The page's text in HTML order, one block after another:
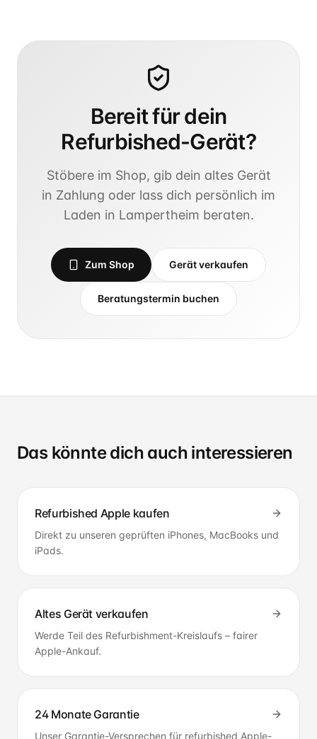
Bereit für dein
Refurbished-Gerät?
Stöbere im Shop, gib dein altes Gerät
in Zahlung oder lass dich persönlich im
Laden in Lampertheim beraten.
Zum Shop Gerät verkaufen
Beratungstermin buchen
Das könnte dich auch interessieren
Refurbished Apple kaufen
Direkt zu unseren geprüften iPhones, MacBooks und
iPads.
Altes Gerät verkaufen
Werde Teil des Refurbishment-Kreislaufs – fairer
Apple-Ankauf.
24 Monate Garantie
Unser Garantie-Versprechen für refurbished Apple-